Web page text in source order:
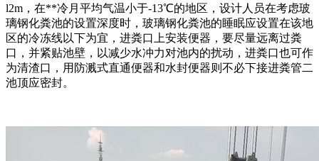
l2m，在**冷月平均气温小于-13℃的地区，设计人员在考虑玻
璃钢化粪池的设置深度时，玻璃钢化粪池的睡眠应设置在该地
区的冷冻线以下为宜，进粪口上安装便器，要尽量远离过粪
口，并紧贴池壁，以减少水冲力对池内的扰动，进粪口也可作
为清渣口，用防溅式直通便器和水封便器则不必下接进粪管二
池顶应密封。